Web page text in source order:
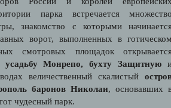
парка встречается
знакомство с которыми
ворот, выполненных в
смотровых площадок
усадьбу Монрепо, бухту Защитную
величественный скалистый
баронов Николаи, основавших
чудесный парк.